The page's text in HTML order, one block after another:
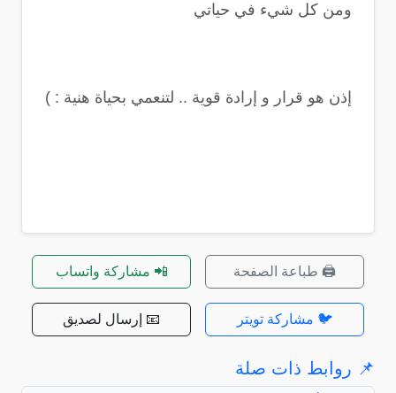
ومن كل شيء في حياتي
إذن هو قرار و إرادة قوية .. لتنعمي بحياة هنية : )
🖨️ طباعة الصفحة 📲 مشاركة واتساب
🐦 مشاركة تويتر 📧 إرسال لصديق
📌 روابط ذات صلة